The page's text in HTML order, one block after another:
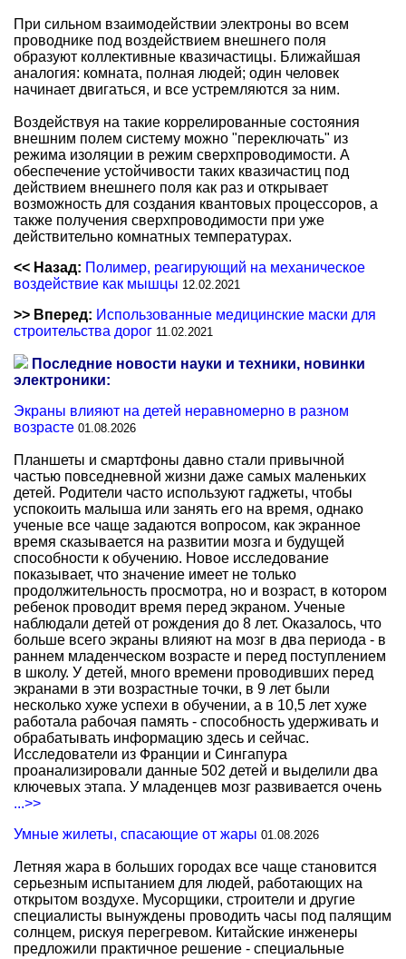
При сильном взаимодействии электроны во всем
проводнике под воздействием внешнего поля
образуют коллективные квазичастицы. Ближайшая
аналогия: комната, полная людей; один человек
начинает двигаться, и все устремляются за ним.
Воздействуя на такие коррелированные состояния
внешним полем систему можно "переключать" из
режима изоляции в режим сверхпроводимости. А
обеспечение устойчивости таких квазичастиц под
действием внешнего поля как раз и открывает
возможность для создания квантовых процессоров, а
также получения сверхпроводимости при уже
действительно комнатных температурах.
<< Назад: Полимер, реагирующий на механическое
воздействие как мышцы 12.02.2021
>> Вперед: Использованные медицинские маски для
строительства дорог 11.02.2021
Последние новости науки и техники, новинки
электроники:
Экраны влияют на детей неравномерно в разном
возрасте 01.08.2026
Планшеты и смартфоны давно стали привычной
частью повседневной жизни даже самых маленьких
детей. Родители часто используют гаджеты, чтобы
успокоить малыша или занять его на время, однако
ученые все чаще задаются вопросом, как экранное
время сказывается на развитии мозга и будущей
способности к обучению. Новое исследование
показывает, что значение имеет не только
продолжительность просмотра, но и возраст, в котором
ребенок проводит время перед экраном. Ученые
наблюдали детей от рождения до 8 лет. Оказалось, что
больше всего экраны влияют на мозг в два периода - в
раннем младенческом возрасте и перед поступлением
в школу. У детей, много времени проводивших перед
экранами в эти возрастные точки, в 9 лет были
несколько хуже успехи в обучении, а в 10,5 лет хуже
работала рабочая память - способность удерживать и
обрабатывать информацию здесь и сейчас.
Исследователи из Франции и Сингапура
проанализировали данные 502 детей и выделили два
ключевых этапа. У младенцев мозг развивается очень
...>>
Умные жилеты, спасающие от жары 01.08.2026
Летняя жара в больших городах все чаще становится
серьезным испытанием для людей, работающих на
открытом воздухе. Мусорщики, строители и другие
специалисты вынуждены проводить часы под палящим
солнцем, рискуя перегревом. Китайские инженеры
предложили практичное решение - специальные